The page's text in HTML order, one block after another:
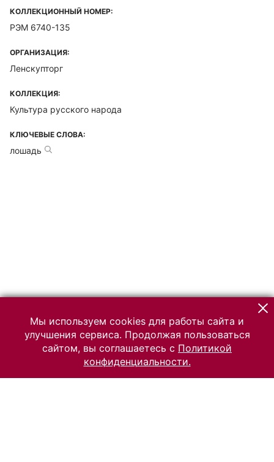
КОЛЛЕКЦИОННЫЙ НОМЕР:
РЭМ 6740-135
ОРГАНИЗАЦИЯ:
Ленскупторг
КОЛЛЕКЦИЯ:
Культура русского народа
КЛЮЧЕВЫЕ СЛОВА:
лошадь
Мы используем cookies для работы сайта и
улучшения сервиса. Продолжая пользоваться
сайтом, вы соглашаетесь с Политикой
конфиденциальности.